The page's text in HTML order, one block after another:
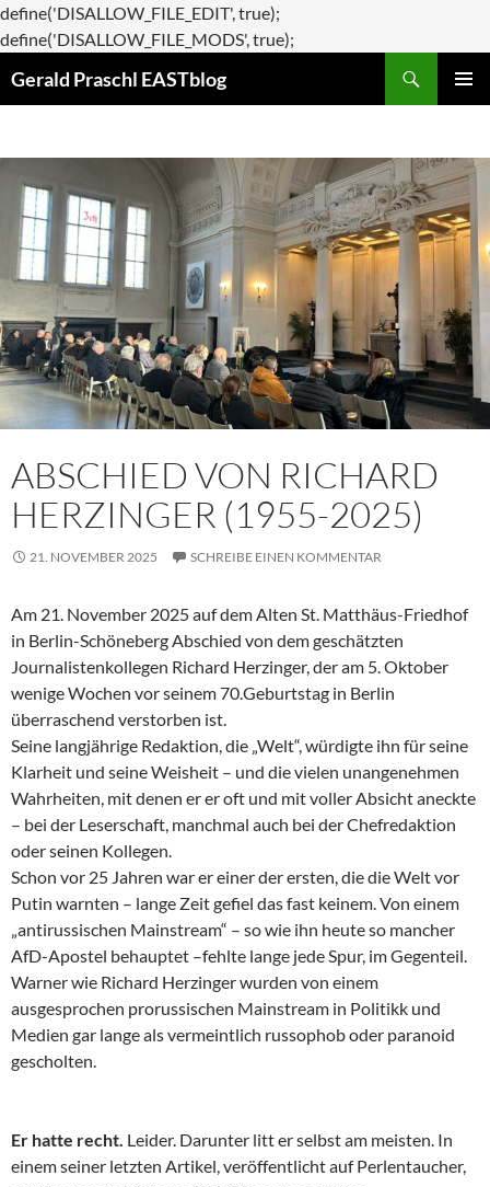
define('DISALLOW_FILE_EDIT', true);
define('DISALLOW_FILE_MODS', true);
Gerald Praschl EASTblog
ABSCHIED VON RICHARD
HERZINGER (1955-2025)
21. NOVEMBER 2025 SCHREIBE EINEN KOMMENTAR
Am 21. November 2025 auf dem Alten St. Matthäus-Friedhof
in Berlin-Schöneberg Abschied von dem geschätzten
Journalistenkollegen Richard Herzinger, der am 5. Oktober
wenige Wochen vor seinem 70.Geburtstag in Berlin
überraschend verstorben ist.
Seine langjährige Redaktion, die „Welt“, würdigte ihn für seine
Klarheit und seine Weisheit – und die vielen unangenehmen
Wahrheiten, mit denen er er oft und mit voller Absicht aneckte
– bei der Leserschaft, manchmal auch bei der Chefredaktion
oder seinen Kollegen.
Schon vor 25 Jahren war er einer der ersten, die die Welt vor
Putin warnten – lange Zeit gefiel das fast keinem. Von einem
„antirussischen Mainstream“ – so wie ihn heute so mancher
AfD-Apostel behauptet –fehlte lange jede Spur, im Gegenteil.
Warner wie Richard Herzinger wurden von einem
ausgesprochen prorussischen Mainstream in Politikk und
Medien gar lange als vermeintlich russophob oder paranoid
gescholten.
Er hatte recht. Leider. Darunter litt er selbst am meisten. In
einem seiner letzten Artikel, veröffentlicht auf Perlentaucher,